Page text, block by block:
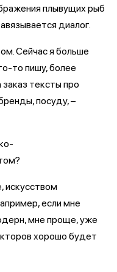
плывущих рыб
диалог.
Сейчас я больше
то пишу, более
заказ тексты про
посуду, –
искусством
если мне
мне проще, уже
хорошо будет